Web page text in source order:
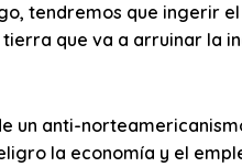
tendremos que ingerir
que va a arruinar la
un anti-
la economía y el